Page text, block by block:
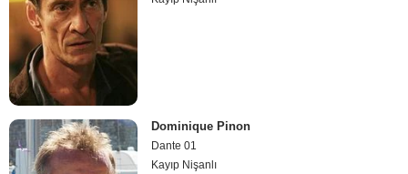
Dominique Pinon
Dante 01
Kayıp Nişanlı